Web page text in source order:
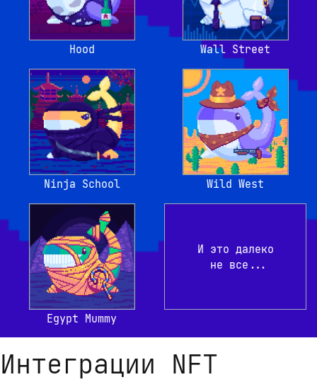
Hood Wall Street
Ninja School Wild West
Egypt Mummy
И это далеко
не все...
Интеграции NFT